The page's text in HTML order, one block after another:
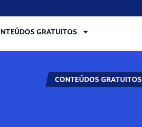
GRATUITOS
CONTEÚDOS GRATUITOS